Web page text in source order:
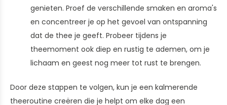
genieten. Proef de verschillende smaken en aroma's
en concentreer je op het gevoel van ontspanning
dat de thee je geeft. Probeer tijdens je
theemoment ook diep en rustig te ademen, om je
lichaam en geest nog meer tot rust te brengen.
Door deze stappen te volgen, kun je een kalmerende
theeroutine creëren die je helpt om elke dag een